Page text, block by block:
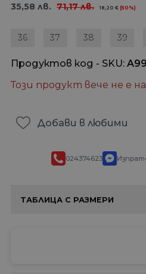
35,58 лв.
71,17лв. 18,20€ (50%)
36 37 38 39
Продуктов код - SKU
Този продукт вече не е
Добави в любими
024374623
ТАБЛИЦА С РАЗМЕРИ